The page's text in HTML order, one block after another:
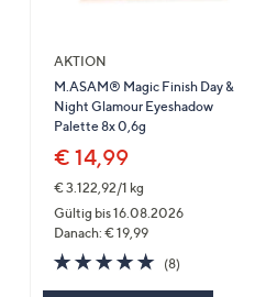
AKTION
M.ASAM® Magic Finish Day &
Night Glamour Eyeshadow
Palette 8x 0,6g
€ 14,99
€ 3.122,92/1 kg
Gültig bis 16.08.2026
Danach: € 19,99
5.0
von
(8)8